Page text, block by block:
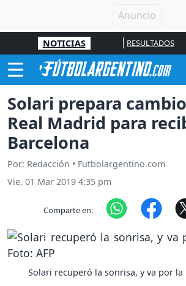
NOTICIAS RESULTADOS
Solari prepara
Real Madrid para
Barcelona
Por: Redacción • Futbolargentino.com
Vie, 01 Mar 2019 4:35 pm
Comparte en:
Solari recuperó la sonrisa, y va por la